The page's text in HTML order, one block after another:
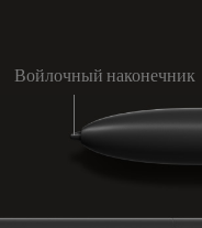
Войлочный наконечник